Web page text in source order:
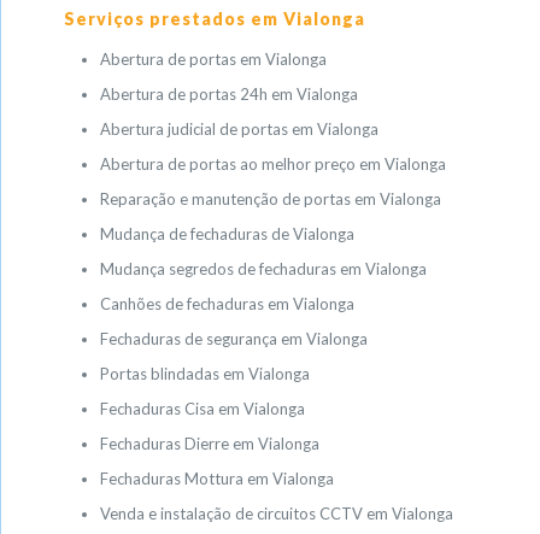
Serviços prestados em Vialonga
Abertura de portas em Vialonga
Abertura de portas 24h em Vialonga
Abertura judicial de portas em Vialonga
Abertura de portas ao melhor preço em Vialonga
Reparação e manutenção de portas em Vialonga
Mudança de fechaduras de Vialonga
Mudança segredos de fechaduras em Vialonga
Canhões de fechaduras em Vialonga
Fechaduras de segurança em Vialonga
Portas blindadas em Vialonga
Fechaduras Cisa em Vialonga
Fechaduras Dierre em Vialonga
Fechaduras Mottura em Vialonga
Venda e instalação de circuitos CCTV em Vialonga